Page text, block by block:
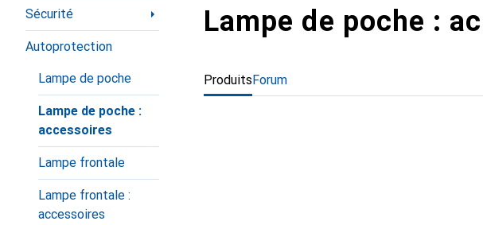
Sécurité
Autoprotection
Lampe de poche
Lampe de poche :
accessoires
Lampe frontale
Lampe frontale :
accessoires
Lampe de poche :
ProduitsForum